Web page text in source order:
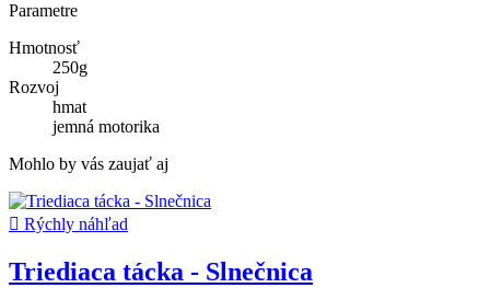
Parametre
Hmotnosť
250g
Rozvoj
hmat
jemná motorika
Mohlo by vás zaujať aj
 Rýchly náhľad
Triediaca tácka - Slnečnica